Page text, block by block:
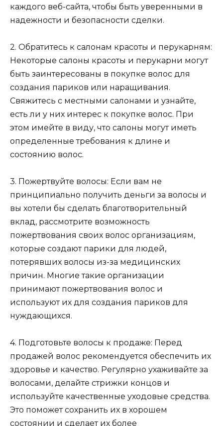
каждого веб-сайта, чтобы быть уверенными в
надежности и безопасности сделки.
2. Обратитесь к салонам красоты и перукарням:
Некоторые салоны красоты и перукарни могут
быть заинтересованы в покупке волос для
создания париков или наращивания.
Свяжитесь с местными салонами и узнайте,
есть ли у них интерес к покупке волос. При
этом имейте в виду, что салоны могут иметь
определенные требования к длине и
состоянию волос.
3. Пожертвуйте волосы: Если вам не
принципиально получить деньги за волосы и
вы хотели бы сделать благотворительный
вклад, рассмотрите возможность
пожертвования своих волос организациям,
которые создают парики для людей,
потерявших волосы из-за медицинских
причин. Многие такие организации
принимают пожертвования волос и
используют их для создания париков для
нуждающихся.
4. Подготовьте волосы к продаже: Перед
продажей волос рекомендуется обеспечить их
здоровье и качество. Регулярно ухаживайте за
волосами, делайте стрижки концов и
используйте качественные уходовые средства.
Это поможет сохранить их в хорошем
состоянии и сделает их более